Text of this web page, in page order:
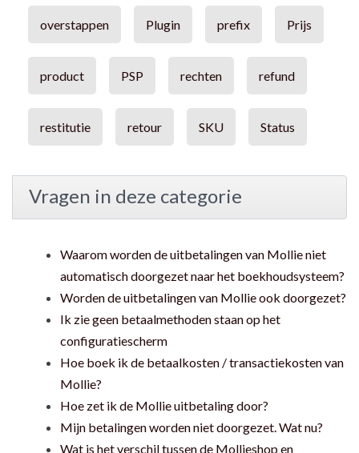
overstappen Plugin prefix Prijs
product PSP rechten refund
restitutie retour SKU Status
Vragen in deze categorie
Waarom worden de uitbetalingen van Mollie niet
automatisch doorgezet naar het boekhoudsysteem?
Worden de uitbetalingen van Mollie ook doorgezet?
Ik zie geen betaalmethoden staan op het
configuratiescherm
Hoe boek ik de betaalkosten / transactiekosten van
Mollie?
Hoe zet ik de Mollie uitbetaling door?
Mijn betalingen worden niet doorgezet. Wat nu?
Wat is het verschil tussen de Mollieshop en